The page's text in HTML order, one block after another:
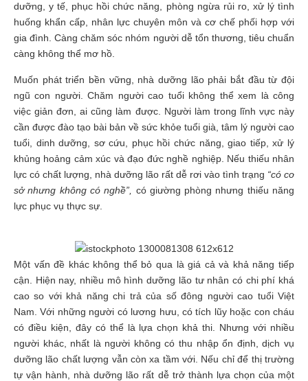
dưỡng, y tế, phục hồi chức năng, phòng ngừa rủi ro, xử lý tình
huống khẩn cấp, nhân lực chuyên môn và cơ chế phối hợp với
gia đình. Càng chăm sóc nhóm người dễ tổn thương, tiêu chuẩn
càng không thể mơ hồ.
Muốn phát triển bền vững, nhà dưỡng lão phải bắt đầu từ đội
ngũ con người. Chăm người cao tuổi không thể xem là công
việc giản đơn, ai cũng làm được. Người làm trong lĩnh vực này
cần được đào tạo bài bản về sức khỏe tuổi già, tâm lý người cao
tuổi, dinh dưỡng, sơ cứu, phục hồi chức năng, giao tiếp, xử lý
khủng hoảng cảm xúc và đạo đức nghề nghiệp. Nếu thiếu nhân
lực có chất lượng, nhà dưỡng lão rất dễ rơi vào tình trạng “có cơ
sở nhưng không có nghề”,
có giường phòng nhưng thiếu năng
lực phục vụ thực sự.
Một vấn đề khác không thể bỏ qua là giá cả và khả năng tiếp
cận. Hiện nay, nhiều mô hình dưỡng lão tư nhân có chi phí khá
cao so với khả năng chi trả của số đông người cao tuổi Việt
Nam. Với những người có lương hưu, có tích lũy hoặc con cháu
có điều kiện, đây có thể là lựa chọn khả thi. Nhưng với nhiều
người khác, nhất là người không có thu nhập ổn định, dịch vụ
dưỡng lão chất lượng vẫn còn xa tầm với. Nếu chỉ để thị trường
tự vận hành, nhà dưỡng lão rất dễ trở thành lựa chọn của một